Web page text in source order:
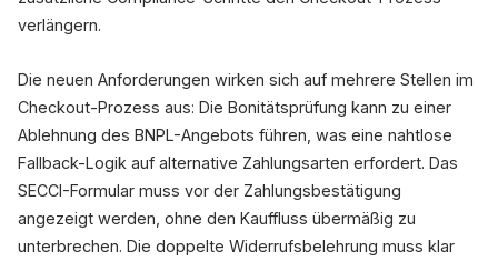
verlängern.
Die neuen Anforderungen wirken sich auf mehrere Stellen im
Checkout-Prozess aus: Die Bonitätsprüfung kann zu einer
Ablehnung des BNPL-Angebots führen, was eine nahtlose
Fallback-Logik auf alternative Zahlungsarten erfordert. Das
SECCI-Formular muss vor der Zahlungsbestätigung
angezeigt werden, ohne den Kauffluss übermäßig zu
unterbrechen. Die doppelte Widerrufsbelehrung muss klar